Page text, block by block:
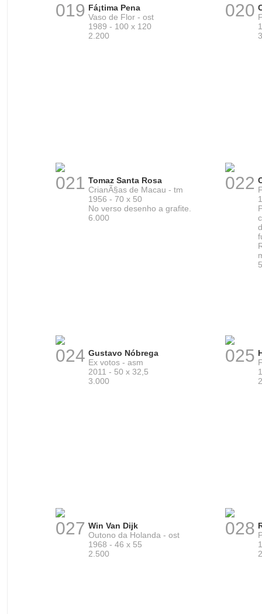
019 Fá¡tima Pena
Vaso de Flor - ost
1989 - 100 x 120
2.200
020
021 Tomaz Santa Rosa
CrianÃ§as de Macau - tm
1956 - 70 x 50
No verso desenho a grafite.
6.000
022
024 Gustavo Nóbrega
Ex votos - asm
2011 - 50 x 32,5
3.000
025
027 Win Van Dijk
Outono da Holanda - ost
1968 - 46 x 55
2.500
028